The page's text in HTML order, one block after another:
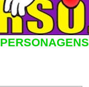
PERSONAGENS